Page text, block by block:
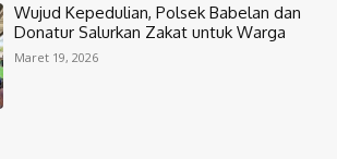
Wujud Kepedulian, Polsek Babelan dan
Donatur Salurkan Zakat untuk Warga
Maret 19, 2026